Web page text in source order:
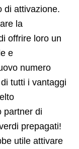
di attivazione.
la
offrire loro un
e
numero
tutti i vantaggi
partner di
prepagati!
utile attivare